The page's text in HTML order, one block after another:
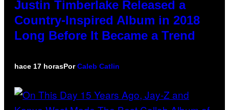
Justin Timberlake Released a
Country-Inspired Album in 2018
Long Before It Became a Trend
hace 17 horasPorCaleb Catlin